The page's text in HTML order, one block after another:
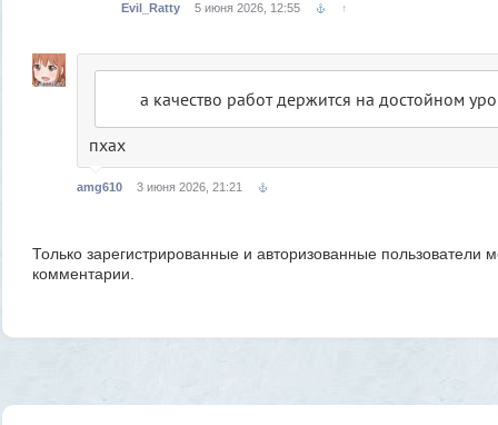
Evil_Ratty 5 июня 2026, 12:55 ↑
а качество работ держится на достойном
пхах
amg610 3 июня 2026, 21:21
Только зарегистрированные и авторизованные пользователи
комментарии.